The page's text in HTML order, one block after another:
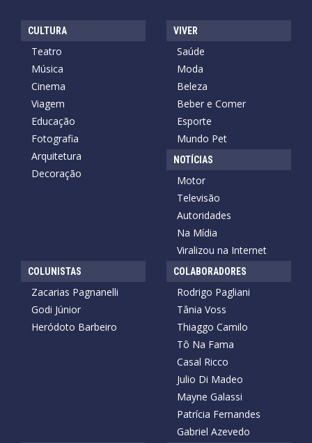
CULTURA
Teatro
Música
Cinema
Viagem
Educação
Fotografia
Arquitetura
Decoração
VIVER
Saúde
Moda
Beleza
Beber e Comer
Esporte
Mundo Pet
NOTÍCIAS
Motor
Televisão
Autoridades
Na Mídia
Viralizou na Internet
COLUNISTAS
Zacarias Pagnanelli
Godi Júnior
Heródoto Barbeiro
COLABORADORES
Rodrigo Pagliani
Tânia Voss
Thiaggo Camilo
Tô Na Fama
Casal Ricco
Julio Di Madeo
Mayne Galassi
Patrícia Fernandes
Gabriel Azevedo